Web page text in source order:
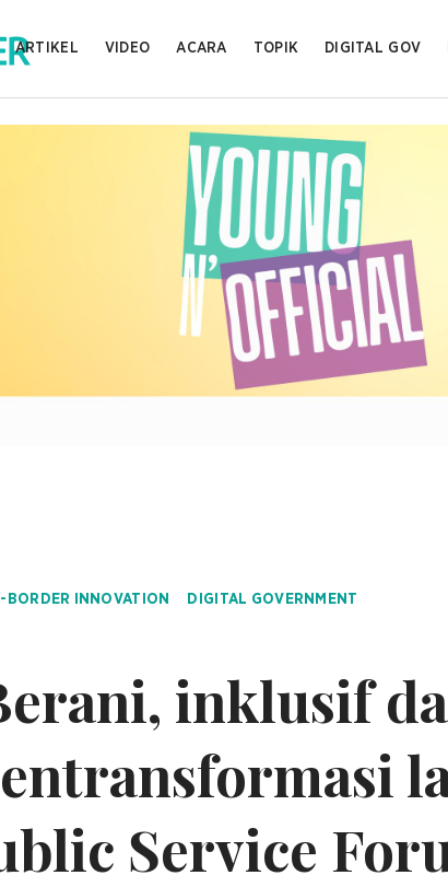
ARTIKEL VIDEO ACARA TOPIK DIGITAL GOV
BORDER INNOVATION DIGITAL GOVERNMENT
inklusif
Service